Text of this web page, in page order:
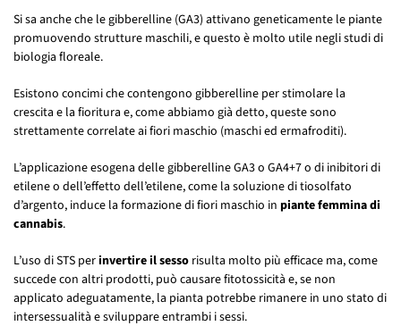
Si sa anche che le gibberelline (GA3) attivano geneticamente le piante
promuovendo strutture maschili, e questo è molto utile negli studi di
biologia floreale.
Esistono concimi che contengono gibberelline per stimolare la
crescita e la fioritura e, come abbiamo già detto, queste sono
strettamente correlate ai fiori maschio (maschi ed ermafroditi).
L’applicazione esogena delle gibberelline GA3 o GA4+7 o di inibitori di
etilene o dell’effetto dell’etilene, come la soluzione di tiosolfato
d’argento, induce la formazione di fiori maschio in piante femmina di
cannabis.
L’uso di STS perinvertire il sesso risulta molto più efficace ma, come
succede con altri prodotti, può causare fitotossicità e, se non
applicato adeguatamente, la pianta potrebbe rimanere in uno stato di
intersessualità e sviluppare entrambi i sessi.